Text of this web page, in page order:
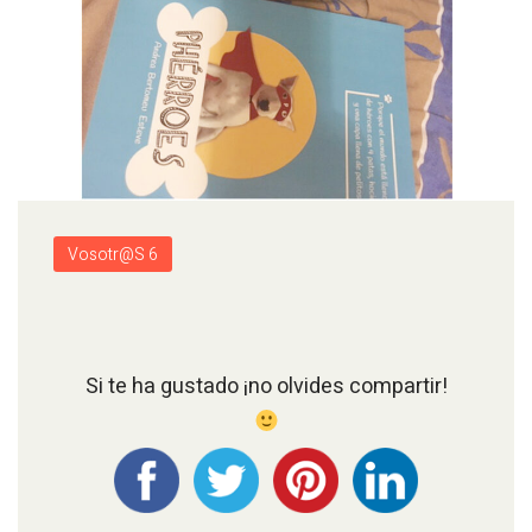
Vosotr@s 6
Si te ha gustado ¡no olvides compartir!